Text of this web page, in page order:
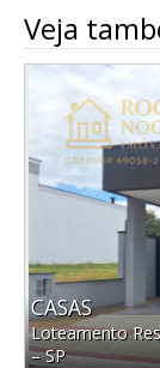
Veja
CASAS
Loteamento
–SP